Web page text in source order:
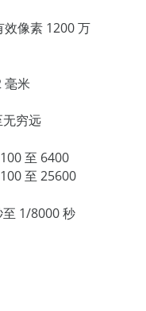
效像素 1200 万
毫米
穷远
至 6400
至 25600
1/8000 秒